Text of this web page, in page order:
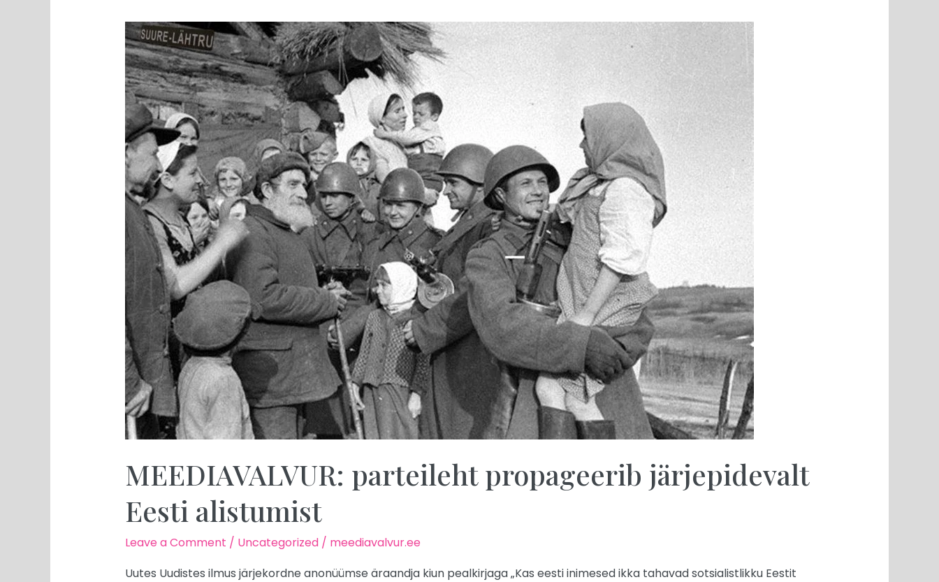
MEEDIAVALVUR: parteileht propageerib järjepidevalt
Eesti alistumist
Leave a Comment / Uncategorized/ meediavalvur.ee
Uutes Uudistes ilmus järjekordne anonüümse äraandja kiun pealkirjaga „Kas eesti inimesed ikka tahavad sotsialistlikku Eestit
MEEDIAVALVUR:
parteileht
propageerib
järjepidevalt
Eesti
alistumist